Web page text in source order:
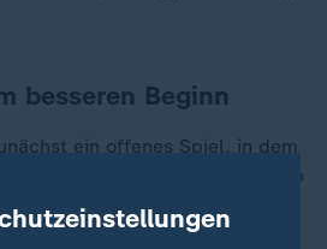
besseren Beginn
ein offenes Spiel, in dem
erstmals sein enormes Können
einem Solo nur durch ein
konnte. Den anschließenden